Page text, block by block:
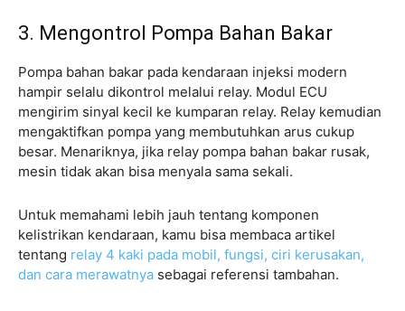
3. Mengontrol Pompa Bahan Bakar
Pompa bahan bakar pada kendaraan injeksi modern
hampir selalu dikontrol melalui relay. Modul ECU
mengirim sinyal kecil ke kumparan relay. Relay kemudian
mengaktifkan pompa yang membutuhkan arus cukup
besar. Menariknya, jika relay pompa bahan bakar rusak,
mesin tidak akan bisa menyala sama sekali.
Untuk memahami lebih jauh tentang komponen
kelistrikan kendaraan, kamu bisa membaca artikel
tentang relay 4 kaki pada mobil, fungsi, ciri kerusakan,
dan cara merawatnya sebagai referensi tambahan.